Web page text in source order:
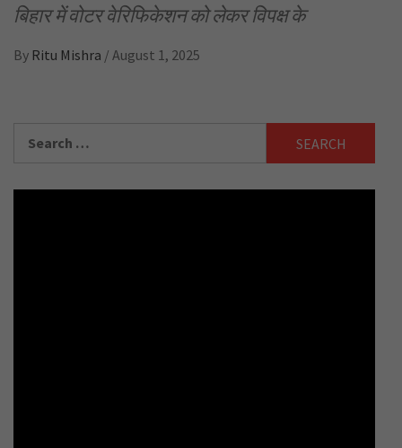
बिहार में वोटर वेरिफिकेशन को लेकर विपक्ष के
By Ritu Mishra / August 1, 2025